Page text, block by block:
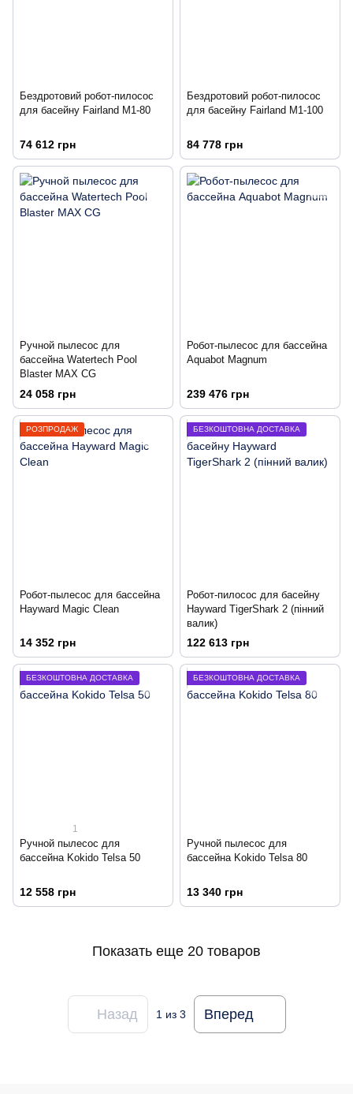
Бездротовий робот-пилосос
для басейну Fairland M1-80
74 612 грн
Бездротовий робот-пилосос
для басейну Fairland M1-100
84 778 грн
Ручной пылесос для
бассейна Watertech Pool
Blaster MAX CG
24 058 грн
Робот-пылесоc для бассейна
Aquabot Magnum
239 476 грн
РОЗПРОДАЖ
Робот-пылесос для бассейна
Hayward Magic Clean
14 352 грн
БЕЗКОШТОВНА ДОСТАВКА
Робот-пилосос для басейну
Hayward TigerShark 2 (пінний
валик)
122 613 грн
БЕЗКОШТОВНА ДОСТАВКА
1
Ручной пылесос для
бассейна Kokido Telsa 50
12 558 грн
БЕЗКОШТОВНА ДОСТАВКА
Ручной пылесос для
бассейна Kokido Telsa 80
13 340 грн
Показать еще 20 товаров
Назад 1 из 3 Вперед